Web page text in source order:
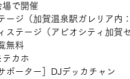
場で開催
ージ（加賀温泉駅ガレリア内
ステージ（アビオシティ加賀
無料
テカホ
ポーター］DJデッカチャン